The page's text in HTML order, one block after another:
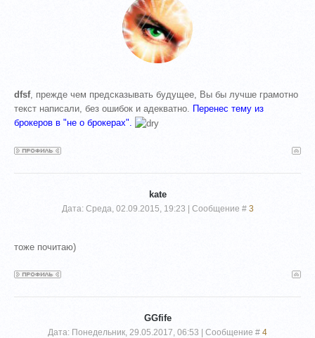
dfsf, прежде чем предсказывать будущее, Вы бы лучше грамотно
текст написали, без ошибок и адекватно. Перенес тему из
брокеров в "не о брокерах".
kate
Дата: Среда, 02.09.2015, 19:23 | Сообщение # 3
тоже почитаю)
GGfife
Дата: Понедельник, 29.05.2017, 06:53 | Сообщение # 4